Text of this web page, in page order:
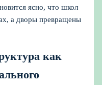
ясно, что школ
а дворы превращены
как